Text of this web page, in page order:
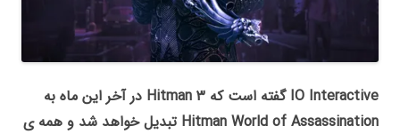
IO Interactive گفته است که Hitman 3 در آخر این ماه به
Hitman World of Assassination تبدیل خواهد شد و همه ی